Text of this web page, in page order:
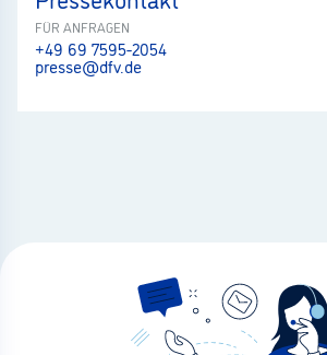
FÜR ANFRAGEN
+49 69 7595-2054
presse@dfv.de